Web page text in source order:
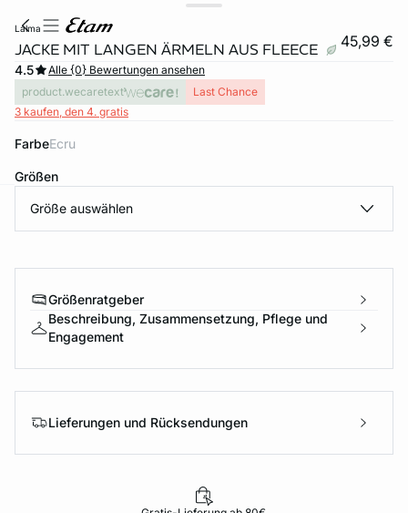
lalma
JACKE MIT LANGEN ÄRMELN AUS FLEECE 45,99 €
4.5
Alle {0} Bewertungen ansehen
product.wecaretext
Last Chance
3 kaufen, den 4. gratis
Farbe ecru
Größen
Größe auswählen
Größenratgeber
Beschreibung, Zusammensetzung, Pflege und
Engagement
Lieferungen und Rücksendungen